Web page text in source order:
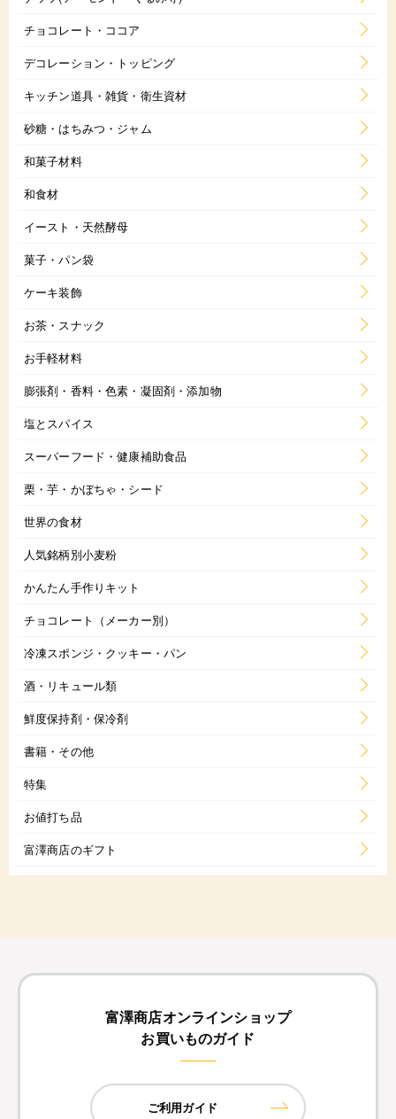
チョコレート・ココア
デコレーション・トッピング
キッチン道具・雑貨・衛生資材
砂糖・はちみつ・ジャム
和菓子材料
和食材
イースト・天然酵母
菓子・パン袋
ケーキ装飾
お茶・スナック
お手軽材料
膨張剤・香料・色素・凝固剤・添加物
塩とスパイス
スーパーフード・健康補助食品
栗・芋・かぼちゃ・シード
世界の食材
人気銘柄別小麦粉
かんたん手作りキット
チョコレート（メーカー別）
冷凍スポンジ・クッキー・パン
酒・リキュール類
鮮度保持剤・保冷剤
書籍・その他
特集
お値打ち品
富澤商店のギフト
富澤商店オンラインショップ
お買いものガイド
ご利用ガイド